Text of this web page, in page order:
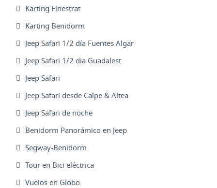
Karting Finestrat
Karting Benidorm
Jeep Safari 1/2 día Fuentes Algar
Jeep Safari 1/2 dia Guadalest
Jeep Safari
Jeep Safari desde Calpe & Altea
Jeep Safari de noche
Benidorm Panorámico en Jeep
Segway-Benidorm
Tour en Bici eléctrica
Vuelos en Globo